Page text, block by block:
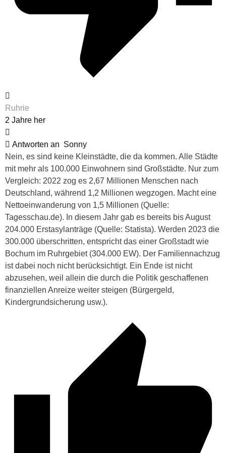
Ruhrie
2 Jahre her
Antworten an Sonny
Nein, es sind keine Kleinstädte, die da kommen. Alle Städte
mit mehr als 100.000 Einwohnern sind Großstädte. Nur zum
Vergleich: 2022 zog es 2,67 Millionen Menschen nach
Deutschland, während 1,2 Millionen wegzogen. Macht eine
Nettoeinwanderung von 1,5 Millionen (Quelle:
Tagesschau.de). In diesem Jahr gab es bereits bis August
204.000 Erstasylanträge (Quelle: Statista). Werden 2023 die
300.000 überschritten, entspricht das einer Großstadt wie
Bochum im Ruhrgebiet (304.000 EW). Der Familiennachzug
ist dabei noch nicht berücksichtigt. Ein Ende ist nicht
abzusehen, weil allein die durch die Politik geschaffenen
finanziellen Anreize weiter steigen (Bürgergeld,
Kindergrundsicherung usw.).